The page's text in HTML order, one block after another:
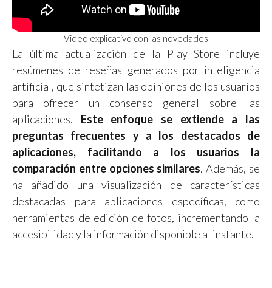
Video explicativo con las novedades
La última actualización de la Play Store incluye
resúmenes de reseñas generados por inteligencia
artificial, que sintetizan las opiniones de los usuarios
para ofrecer un consenso general sobre las
aplicaciones. Este enfoque se extiende a las
preguntas frecuentes y a los destacados de
aplicaciones, facilitando a los usuarios la
comparación entre opciones similares. Además, se
ha añadido una visualización de características
destacadas para aplicaciones específicas, como
herramientas de edición de fotos, incrementando la
accesibilidad y la información disponible al instante.